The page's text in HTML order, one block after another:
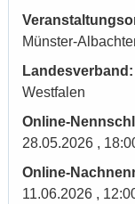
Münster-
Landesverband:
Westfalen
Online-
28.05.2026 ,
Online-
11.06.2026 ,